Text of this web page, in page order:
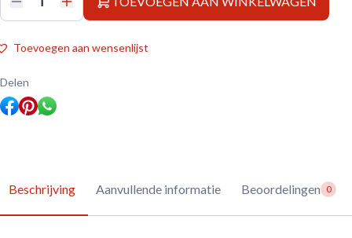
Revell
1/72
51D
Mustang
Toevoegen aan wensenlijst
Delen
Beschrijving Aanvullende informatie Beoordelingen 0